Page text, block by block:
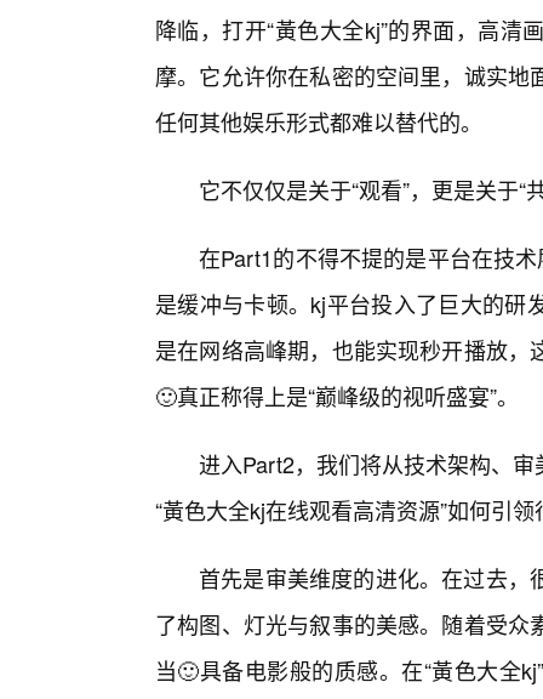
降临，打开“黃色大全kj”的界面，高清
摩。它允许你在私密的空间里，诚实
任何其他娱乐形式都难以替代的。
它不仅仅是关于“观看”，更是关于“
在Part1的不得不提的是平台在技
是缓冲与卡顿。kj平台投入了巨大的研
是在网络高峰期，也能实现秒开播放
🙂真正称得上是“巅峰级的视听盛宴”。
进入Part2，我们将从技术架构、
“黃色大全kj在线观看高清资源”如何引
首先是审美维度的进化。在过去
了构图、灯光与叙事的美感。随着受
当🙂具备电影般的质感。在“黃色大全